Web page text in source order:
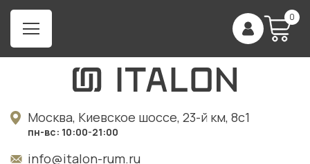
0
Москва, Киевское шоссе, 23-й км, 8с1
пн-вс: 10:00-21:00
info@italon-rum.ru